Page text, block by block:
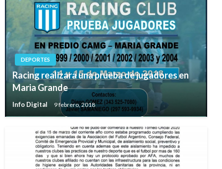
DEPORTES
Racing realizara una prueba de jugadores en
Maria Grande
Info Digital 9 febrero, 2018